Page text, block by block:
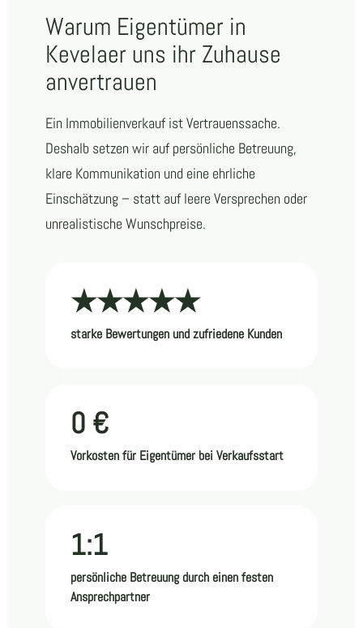
Warum Eigentümer in
Kevelaer uns ihr Zuhause
anvertrauen
Ein Immobilienverkauf ist Vertrauenssache.
Deshalb setzen wir auf persönliche Betreuung,
klare Kommunikation und eine ehrliche
Einschätzung – statt auf leere Versprechen oder
unrealistische Wunschpreise.
★★★★★
starke Bewertungen und zufriedene Kunden
0 €
Vorkosten für Eigentümer bei Verkaufsstart
1:1
persönliche Betreuung durch einen festen
Ansprechpartner